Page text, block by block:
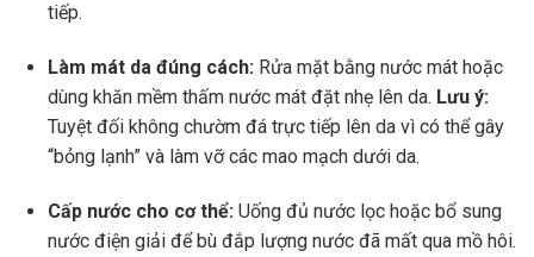
tiếp.
Làm mát da đúng cách: Rửa mặt bằng nước mát hoặc
dùng khăn mềm thấm nước mát đặt nhẹ lên da. Lưu ý:
Tuyệt đối không chườm đá trực tiếp lên da vì có thể gây
“bỏng lạnh” và làm vỡ các mao mạch dưới da.
Cấp nước cho cơ thể: Uống đủ nước lọc hoặc bổ sung
nước điện giải để bù đắp lượng nước đã mất qua mồ hôi.